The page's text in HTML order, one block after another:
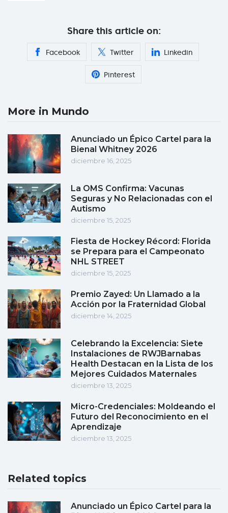
Share this article on:
Facebook Twitter Linkedin
Pinterest
More in Mundo
Anunciado un Épico Cartel para la
Bienal Whitney 2026
diciembre 16, 2025
La OMS Confirma: Vacunas
Seguras y No Relacionadas con el
Autismo
diciembre 15, 2025
Fiesta de Hockey Récord: Florida
se Prepara para el Campeonato
NHL STREET
diciembre 15, 2025
Premio Zayed: Un Llamado a la
Acción por la Fraternidad Global
diciembre 14, 2025
Celebrando la Excelencia: Siete
Instalaciones de RWJBarnabas
Health Destacan en la Lista de los
Mejores Cuidados Maternales
diciembre 13, 2025
Micro-Credenciales: Moldeando el
Futuro del Reconocimiento en el
Aprendizaje
diciembre 13, 2025
Related topics
Anunciado un Épico Cartel para la